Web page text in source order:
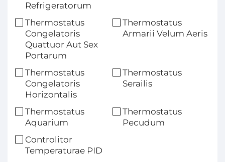
Refrigeratorum
Thermostatus
Congelatoris
Quattuor Aut Sex
Portarum
Thermostatus
Armarii Velum Aeris
Thermostatus
Congelatoris
Horizontalis
Thermostatus
Serailis
Thermostatus
Aquarium
Thermostatus
Pecudum
Controlitor
Temperaturae PID